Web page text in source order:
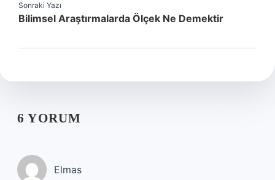
Sonraki Yazı
Bilimsel Araştırmalarda Ölçek Ne Demektir
6 YORUM
Elmas